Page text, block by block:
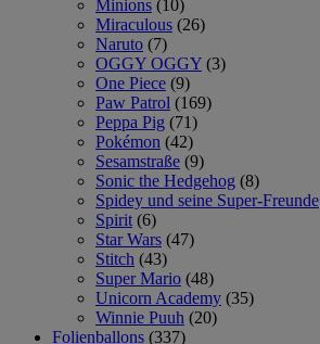
Minions (10)
Miraculous (26)
Naruto (7)
OGGY OGGY (3)
One Piece (9)
Paw Patrol (169)
Peppa Pig (71)
Pokémon (42)
Sesamstraße (9)
Sonic the Hedgehog (8)
Spidey und seine Super-Freunde
Spirit (6)
Star Wars (47)
Stitch (43)
Super Mario (48)
Unicorn Academy (35)
Winnie Puuh (20)
Folienballons (337)